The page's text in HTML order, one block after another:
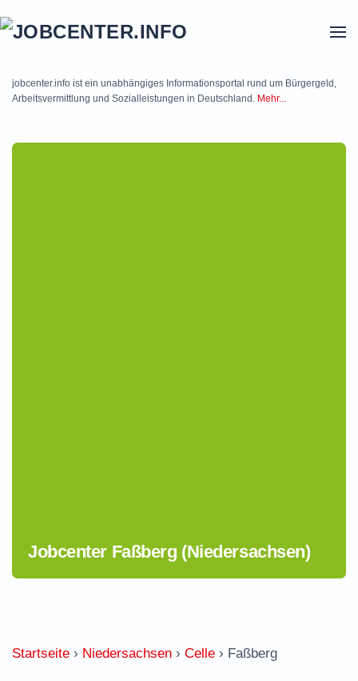
jobcenter.info ist ein unabhängiges Informationsportal rund um Bürgergeld,
Arbeitsvermittlung und Sozialleistungen in Deutschland. Mehr...
Jobcenter Faßberg (Niedersachsen)
Startseite › Niedersachsen › Celle › Faßberg